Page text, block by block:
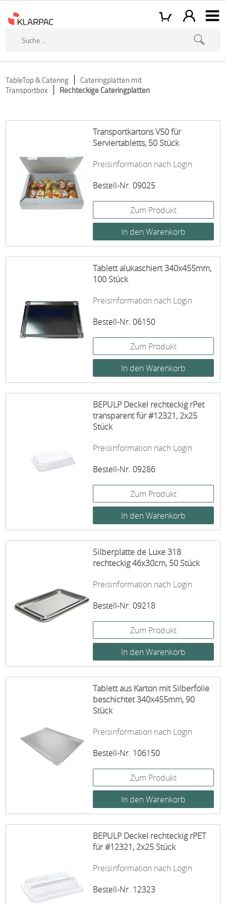
TableTop & Catering
Cateringplatten mit
Transportbox
Rechteckige Cateringplatten
Transportkartons V50 für
Serviertabletts, 50 Stück
Preisinformation nach Login
Bestell-Nr. 09025
Zum Produkt
Tablett alukaschiert 340x455mm,
100 Stück
Preisinformation nach Login
Bestell-Nr. 06150
Zum Produkt
BEPULP Deckel rechteckig rPet
transparent für #12321, 2x25
Stück
Preisinformation nach Login
Bestell-Nr. 09286
Zum Produkt
Silberplatte de Luxe 318
rechteckig 46x30cm, 50 Stück
Preisinformation nach Login
Bestell-Nr. 09218
Zum Produkt
Tablett aus Karton mit Silberfolie
beschichtet 340x455mm, 90
Stück
Preisinformation nach Login
Bestell-Nr. 106150
Zum Produkt
BEPULP Deckel rechteckig rPET
für #12321, 2x25 Stück
Preisinformation nach Login
Bestell-Nr. 12323